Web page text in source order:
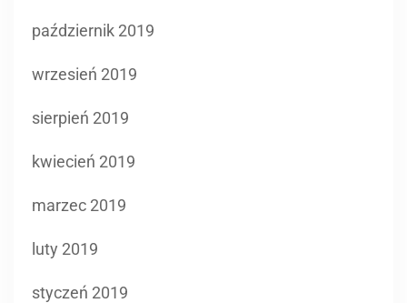
październik 2019
wrzesień 2019
sierpień 2019
kwiecień 2019
marzec 2019
luty 2019
styczeń 2019